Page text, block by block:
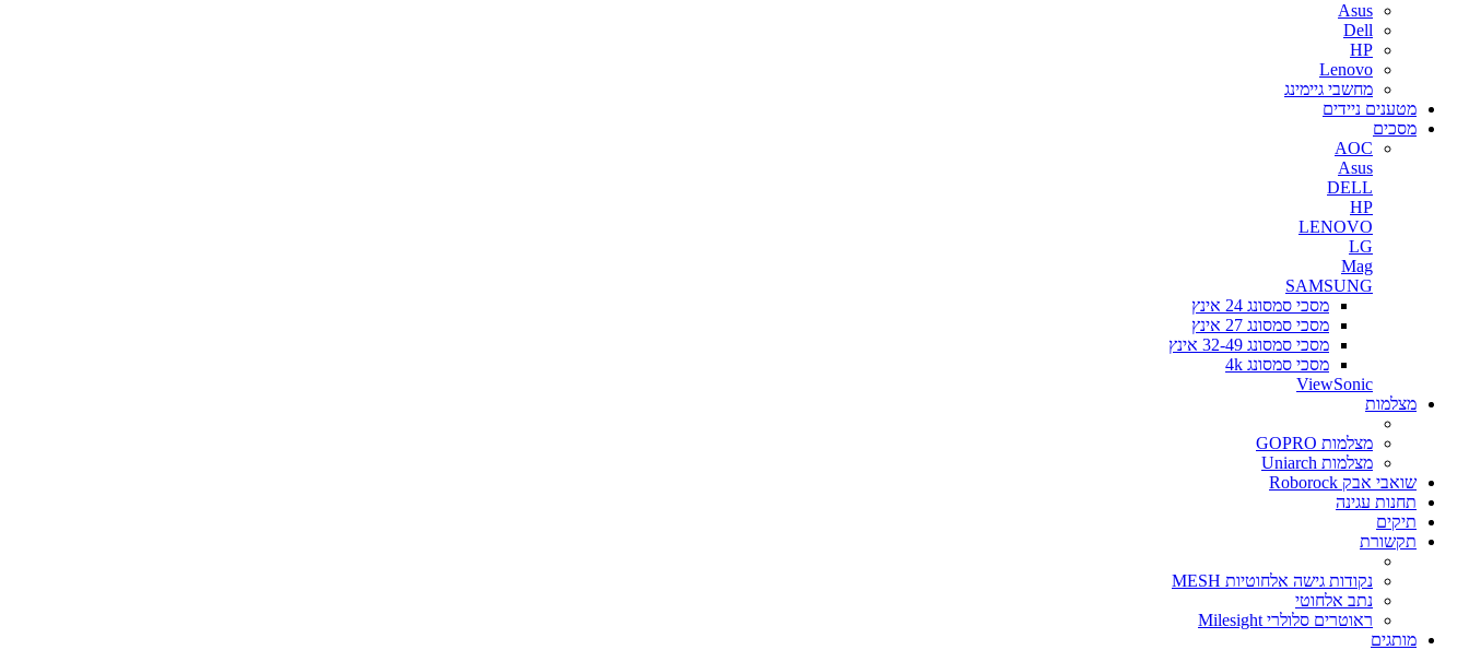
Asus
Dell
HP
Lenovo
מחשבי גיימינג
מטענים ניידים
מסכים
AOC
Asus
DELL
HP
LENOVO
LG
Mag
SAMSUNG
מסכי סמסונג 24 אינץ
מסכי סמסונג 27 אינץ
מסכי סמסונג 32-49 אינץ
מסכי סמסונג 4k
ViewSonic
מצלמות
מצלמות GOPRO
מצלמות Uniarch
שואבי אבק Roborock
תחנות עגינה
תיקים
תקשורת
נקודות גישה אלחוטיות MESH
נתב אלחוטי
ראוטרים סלולרי Milesight
מותגים